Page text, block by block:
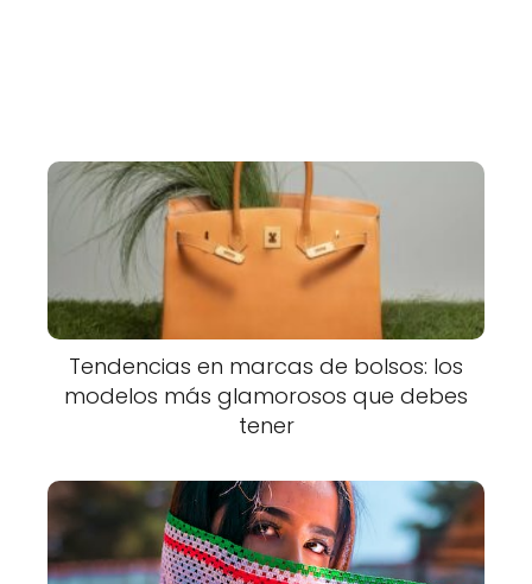
Tendencias en marcas de bolsos: los
modelos más glamorosos que debes
tener